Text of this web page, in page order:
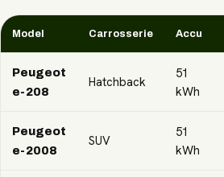
Model Carrosserie Accu
Peugeot
e-208
Hatchback
51
kWh
Peugeot
e-2008
SUV
51
kWh